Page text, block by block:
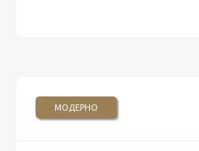
МОДЕРНО